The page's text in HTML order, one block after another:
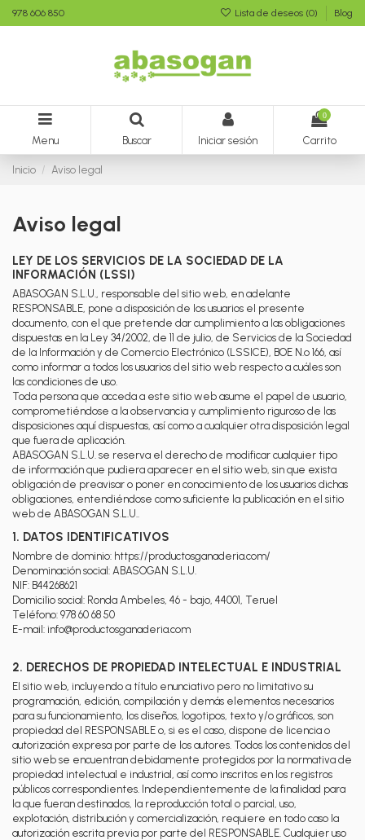
978 606 850 Lista de deseos (0) Blog
Menu Buscar Iniciar sesión
0
Carrito
Inicio Aviso legal
Aviso legal
LEY DE LOS SERVICIOS DE LA SOCIEDAD DE LA
INFORMACIÓN (LSSI)
ABASOGAN S.L.U., responsable del sitio web, en adelante
RESPONSABLE, pone a disposición de los usuarios el presente
documento, con el que pretende dar cumplimiento a las obligaciones
dispuestas en la Ley 34/2002, de 11 de julio, de Servicios de la Sociedad
de la Información y de Comercio Electrónico (LSSICE), BOE N.º 166, así
como informar a todos los usuarios del sitio web respecto a cuáles son
las condiciones de uso.
Toda persona que acceda a este sitio web asume el papel de usuario,
comprometiéndose a la observancia y cumplimiento riguroso de las
disposiciones aquí dispuestas, así como a cualquier otra disposición legal
que fuera de aplicación.
ABASOGAN S.L.U. se reserva el derecho de modificar cualquier tipo
de información que pudiera aparecer en el sitio web, sin que exista
obligación de preavisar o poner en conocimiento de los usuarios dichas
obligaciones, entendiéndose como suficiente la publicación en el sitio
web de ABASOGAN S.L.U..
1. DATOS IDENTIFICATIVOS
Nombre de dominio: https://productosganaderia.com/
Denominación social: ABASOGAN S.L.U.
NIF: B44268621
Domicilio social: Ronda Ambeles, 46 - bajo, 44001, Teruel
Teléfono: 978 60 68 50
E-mail: info@productosganaderia.com
2. DERECHOS DE PROPIEDAD INTELECTUAL E INDUSTRIAL
El sitio web, incluyendo a título enunciativo pero no limitativo su
programación, edición, compilación y demás elementos necesarios
para su funcionamiento, los diseños, logotipos, texto y/o gráficos, son
propiedad del RESPONSABLE o, si es el caso, dispone de licencia o
autorización expresa por parte de los autores. Todos los contenidos del
sitio web se encuentran debidamente protegidos por la normativa de
propiedad intelectual e industrial, así como inscritos en los registros
públicos correspondientes. Independientemente de la finalidad para
la que fueran destinados, la reproducción total o parcial, uso,
explotación, distribución y comercialización, requiere en todo caso la
autorización escrita previa por parte del RESPONSABLE. Cualquier uso